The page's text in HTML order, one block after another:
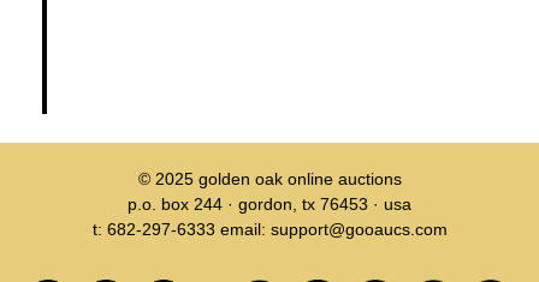
© 2025 golden oak online auctions
p.o. box 244 · gordon, tx 76453 · usa
t: 682-297-6333 email: support@gooaucs.com